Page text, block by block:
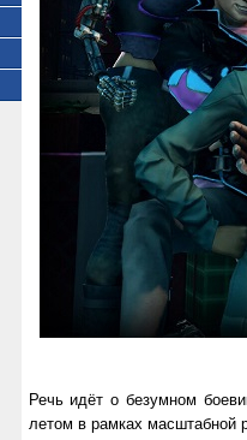
Речь идёт о безумном
летом в рамках масштабной